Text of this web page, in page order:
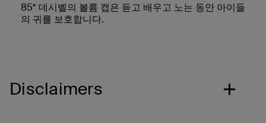
85* 데시벨의 볼륨 캡은 듣고 배우고 노는 동안 아이들
의 귀를 보호합니다.
Disclaimers